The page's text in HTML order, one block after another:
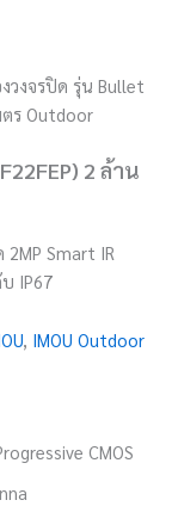
วงจรปิด รุ่น Bullet
ตร Outdoor
2 ล้าน
2MP Smart IR
IP67
, IMOU Outdoor
CMOS